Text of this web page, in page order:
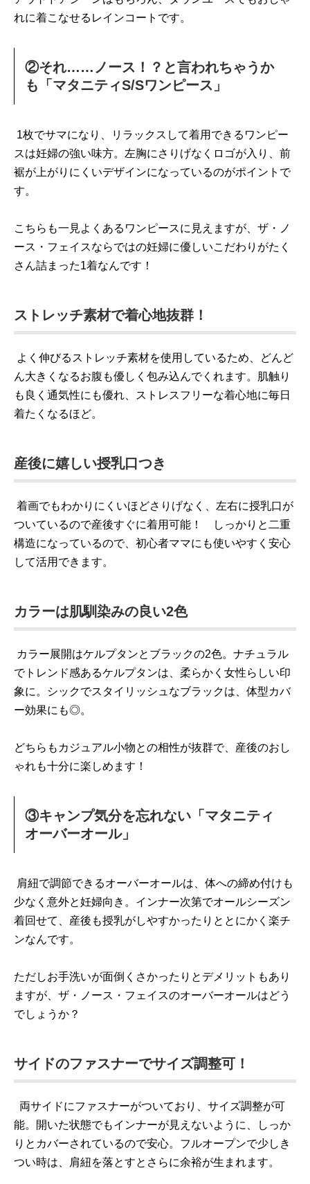
れに着こなせるレインコートです。
②それ……ノース！？と言われちゃうか
も「マタニティS/Sワンピース」
1枚でサマになり、リラックスして着用できるワンピー
スは妊婦の強い味方。左胸にさりげなくロゴが入り、前
裾が上がりにくいデザインになっているのがポイントで
す。
こちらも一見よくあるワンピースに見えますが、ザ・ノ
ース・フェイスならではの妊婦に優しいこだわりがたく
さん詰まった1着なんです！
ストレッチ素材で着心地抜群！
よく伸びるストレッチ素材を使用しているため、どんど
ん大きくなるお腹も優しく包み込んでくれます。肌触り
も良く通気性にも優れ、ストレスフリーな着心地に毎日
着たくなるほど。
産後に嬉しい授乳口つき
着画でもわかりにくいほどさりげなく、左右に授乳口が
ついているので産後すぐに着用可能！ しっかりと二重
構造になっているので、初心者ママにも使いやすく安心
して活用できます。
カラーは肌馴染みの良い2色
カラー展開はケルプタンとブラックの2色。ナチュラル
でトレンド感あるケルプタンは、柔らかく女性らしい印
象に。シックでスタイリッシュなブラックは、体型カバ
ー効果にも◎。
どちらもカジュアル小物との相性が抜群で、産後のおし
ゃれも十分に楽しめます！
③キャンプ気分を忘れない「マタニティ
オーバーオール」
肩紐で調節できるオーバーオールは、体への締め付けも
少なく意外と妊婦向き。インナー次第でオールシーズン
着回せて、産後も授乳がしやすかったりととにかく楽チ
ンなんです。
ただしお手洗いが面倒くさかったりとデメリットもあり
ますが、ザ・ノース・フェイスのオーバーオールはどう
でしょうか？
サイドのファスナーでサイズ調整可！
両サイドにファスナーがついており、サイズ調整が可
能。開いた状態でもインナーが見えないように、しっか
りとカバーされているので安心。フルオープンで少しき
つい時は、肩紐を落とすとさらに余裕が生まれます。